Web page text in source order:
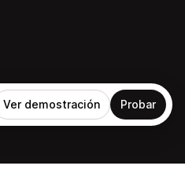
Ver demostración Probar